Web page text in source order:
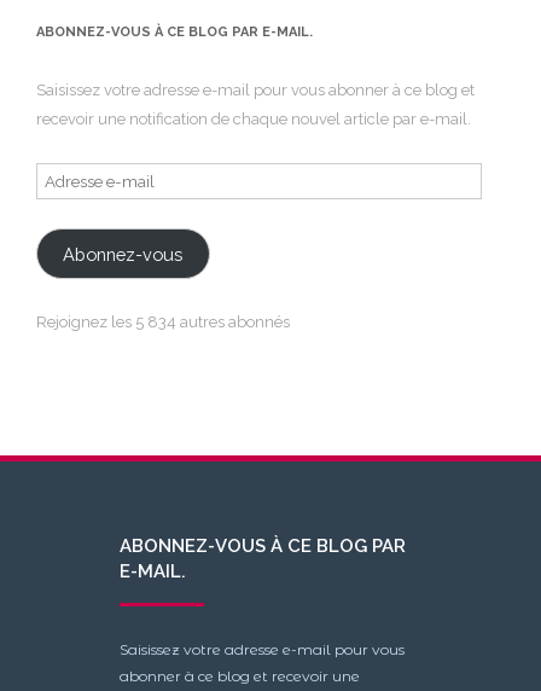
ABONNEZ-VOUS À CE BLOG PAR E-MAIL.
Saisissez votre adresse e-mail pour vous abonner à ce blog et
recevoir une notification de chaque nouvel article par e-mail.
Adresse
e-
mail
Abonnez-vous
Rejoignez les 5 834 autres abonnés
ABONNEZ-VOUS À CE BLOG PAR
E-MAIL.
Saisissez votre adresse e-mail pour vous
abonner à ce blog et recevoir une